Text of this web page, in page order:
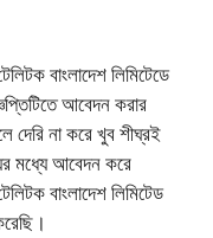
বাংলাদেশ লিমিটেডে
আবেদন করার
না করে খুব শীঘ্রই
মধ্যে আবেদন করে
বাংলাদেশ লিমিটেড